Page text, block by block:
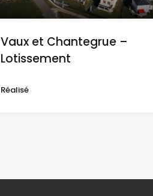
Vaux et Chantegrue –
Lotissement
Réalisé